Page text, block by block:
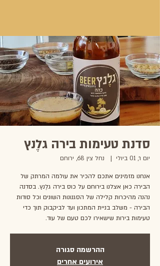
סדנת טעימות בירה גלֶנץ
יום ו׳, 01 ביולי
  |
נחל צין 68, ירוחם
אנחנו מזמינים אתכם להכיר את עולמה המרתק של
הבירה כאן אצלנו בירוחם על כוס בירה גלֶנץ. בסדנה
נהנה מהיכרות קלילה של הסגנונות השונים וכל סודות
הבירה - משלב בניית המתכון ועד לביקבוק תוך כדי
טעימות בירות שישאירו לכם טעם של עוד.
ההרשמה סגורה
אירועים אחרים